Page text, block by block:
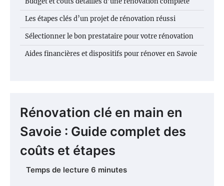
Rénovation clé en main en
Savoie : Guide complet des
coûts et étapes
Les étapes clés d’un projet de rénovation réussi
Sélectionner le bon prestataire pour votre rénovation
Aides financières et dispositifs pour rénover en Savoie